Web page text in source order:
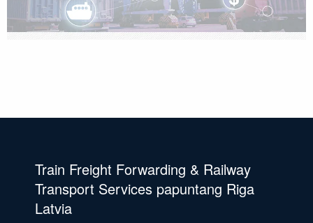
Train Freight Forwarding & Railway
Transport Services papuntang Riga
Latvia